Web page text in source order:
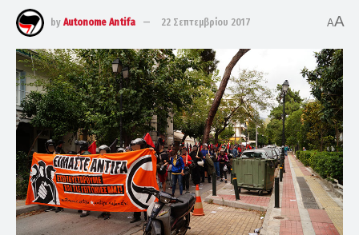
by Autonome Antifa 22 Σεπτεμβρίου 2017 AA